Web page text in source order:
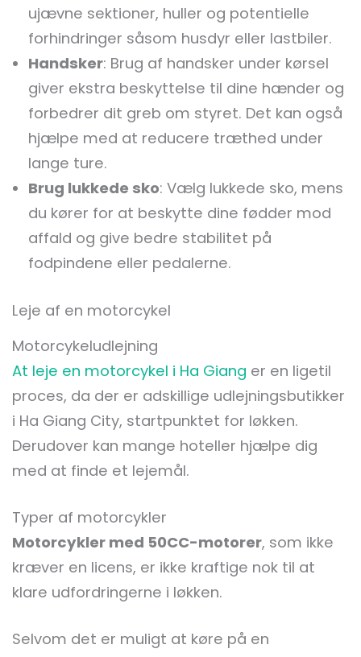
ujævne sektioner, huller og potentielle
forhindringer såsom husdyr eller lastbiler.
Handsker: Brug af handsker under kørsel
giver ekstra beskyttelse til dine hænder og
forbedrer dit greb om styret. Det kan også
hjælpe med at reducere træthed under
lange ture.
Brug lukkede sko: Vælg lukkede sko, mens
du kører for at beskytte dine fødder mod
affald og give bedre stabilitet på
fodpindene eller pedalerne.
Leje af en motorcykel
Motorcykeludlejning
At leje en motorcykel i Ha Giang er en ligetil
proces, da der er adskillige udlejningsbutikker
i Ha Giang City, startpunktet for løkken.
Derudover kan mange hoteller hjælpe dig
med at finde et lejemål.
Typer af motorcykler
Motorcykler med 50CC-motorer, som ikke
kræver en licens, er ikke kraftige nok til at
klare udfordringerne i løkken.
Selvom det er muligt at køre på en